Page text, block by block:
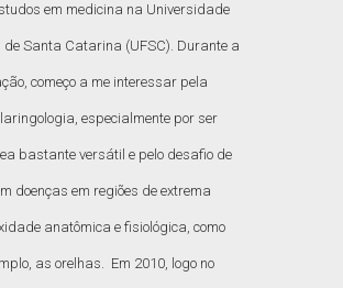
em medicina na Universidade
de Santa Catarina (UFSC). Durante a
começo a me interessar pela
especialmente por ser
bastante versátil e pelo desafio de
doenças em regiões de extrema
anatômica e fisiológica, como
as orelhas. Em 2010, logo no